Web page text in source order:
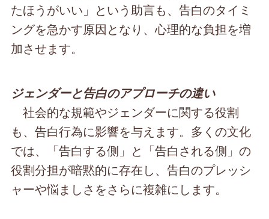
たほうがいい」という助言も、告白のタイミ
ングを急かす原因となり、心理的な負担を増
加させます。
ジェンダーと告白のアプローチの違い
社会的な規範やジェンダーに関する役割
も、告白行為に影響を与えます。多くの文化
では、「告白する側」と「告白される側」の
役割分担が暗黙的に存在し、告白のプレッシ
ャーや悩ましさをさらに複雑にします。